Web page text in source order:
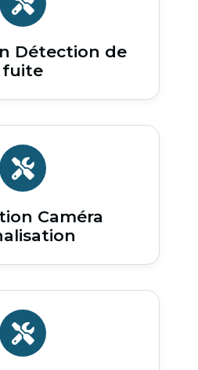
Détection de
fuite
Caméra